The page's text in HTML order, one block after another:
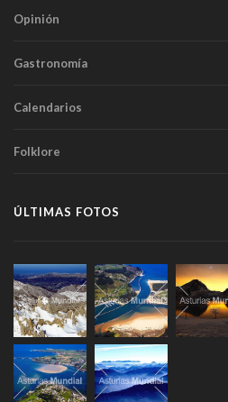
Opinión
Gastronomía
Calendarios
Folklore
ÚLTIMAS FOTOS